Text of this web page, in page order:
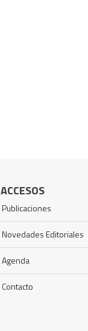
ACCESOS
Publicaciones
Novedades Editoriales
Agenda
Contacto